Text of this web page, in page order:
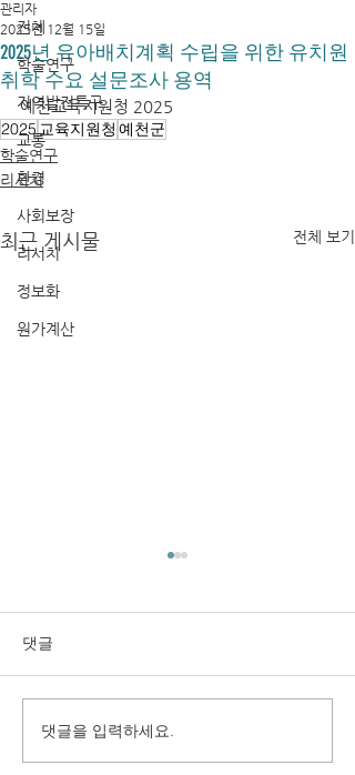
전체
학술연구
지역발전특구
교통
환경
사회보장
리서치
정보화
원가계산
2025년 유아배치계획 수립을 위한 유치원
취학 수요 설문조사 용역
관리자
2025년 12월 15일
예천교육지원청 2025
2025교육지원청 예천군
학술연구
리서치
최근 게시물 전체 보기
구미시 취업지원센터 만족
도 조사 용역
댓글
댓글을 입력하세요.